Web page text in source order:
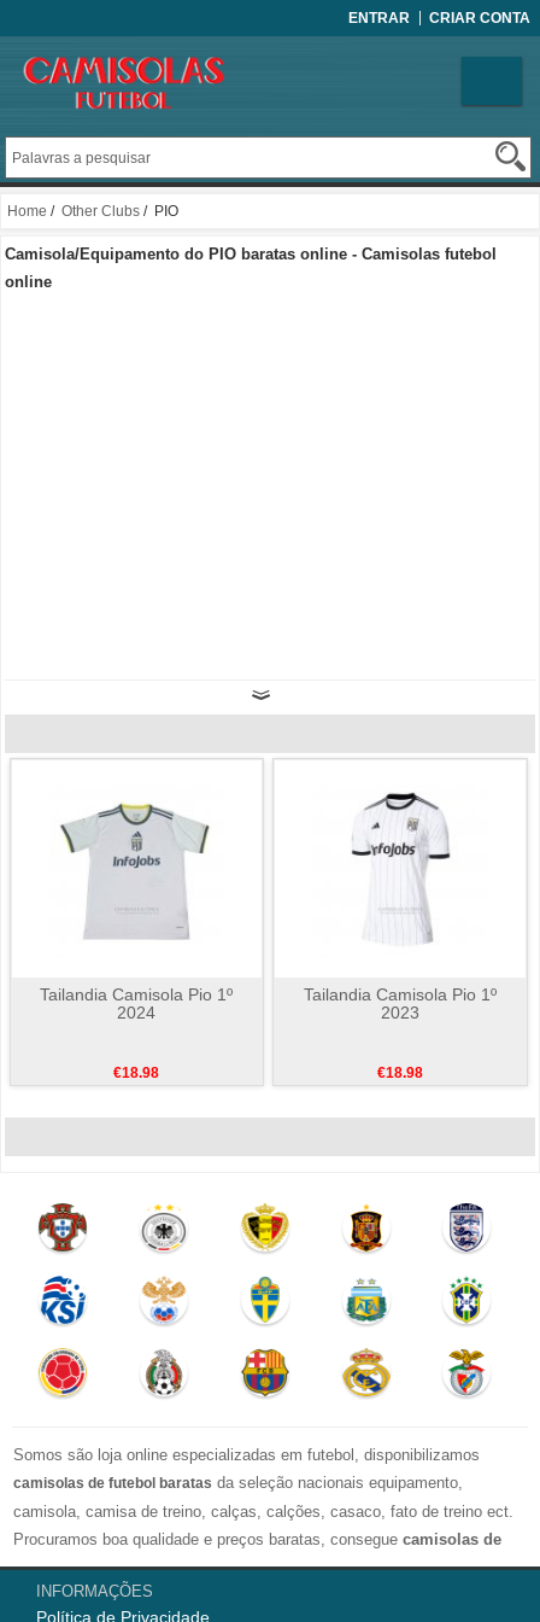
ENTRAR CRIAR CONTA
Home / Other Clubs / PIO
Camisola/Equipamento do PIO baratas online - Camisolas futebol
online
Tailandia Camisola Pio 1º
2024
€18.98
Tailandia Camisola Pio 1º
2023
€18.98
Somos são loja online especializadas em futebol, disponibilizamos
camisolas de futebol baratas da seleção nacionais equipamento,
camisola, camisa de treino, calças, calções, casaco, fato de treino ect.
Procuramos boa qualidade e preços baratas, consegue camisolas de
futebol personalizadas. Esperamos ir ao encontro das tuas
espectativas com esta Loja Online.
INFORMAÇÕES
Política de Privacidade